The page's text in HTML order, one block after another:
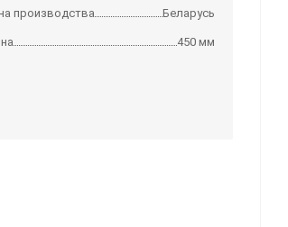
производства Беларусь
450 мм